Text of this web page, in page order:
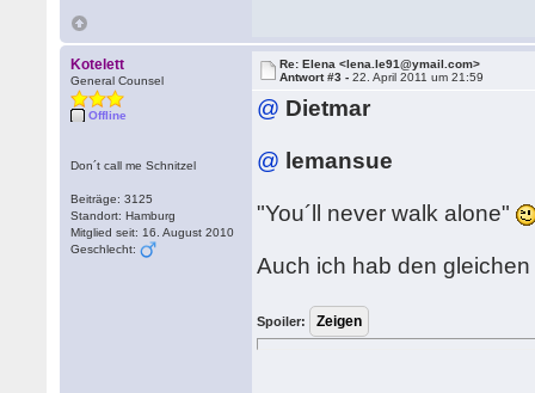
Kotelett
General Counsel
Offline
Don´t call me Schnitzel
Beiträge: 3125
Standort: Hamburg
Mitglied seit: 16. August 2010
Geschlecht:
Re: Elena <lena.le91@ymail.com>
Antwort #3 -22. April 2011 um 21:59
@ Dietmar
@ lemansue
"You´ll never walk alone"
Auch ich hab den
Spoiler: